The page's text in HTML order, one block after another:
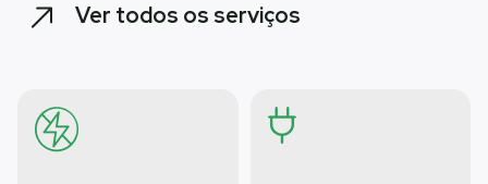
Ver todos os serviços